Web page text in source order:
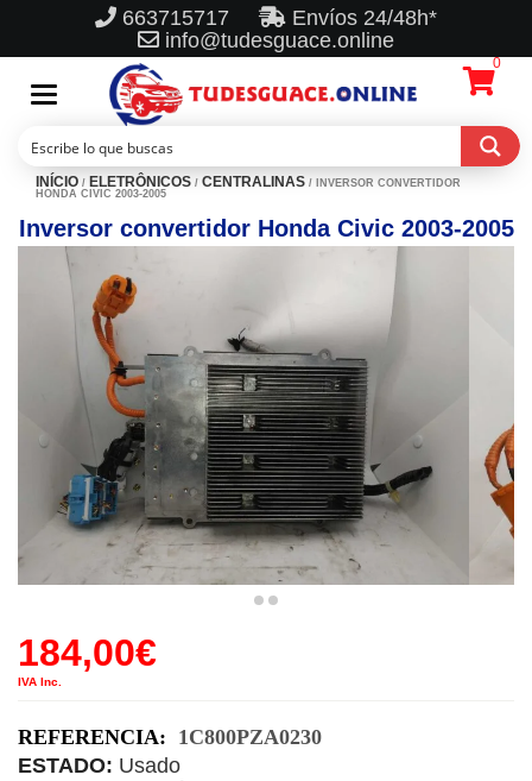
663715717
Envíos 24/48h*
info@tudesguace.online
Toggle
navigation
0
INÍCIO / ELETRÔNICOS / CENTRALINAS / INVERSOR CONVERTIDOR
HONDA CIVIC 2003-2005
Inversor convertidor Honda Civic 2003-2005
184,00€
IVA Inc.
REFERENCIA: 1C800PZA0230
ESTADO: Usado